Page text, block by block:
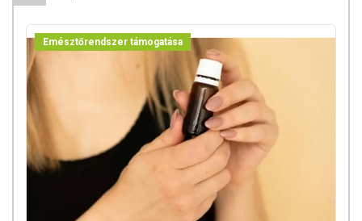
Emésztőrendszer támogatása